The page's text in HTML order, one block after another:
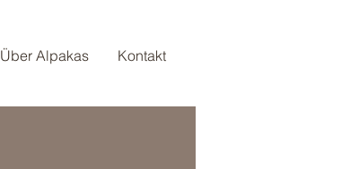
Über Alpakas Kontakt